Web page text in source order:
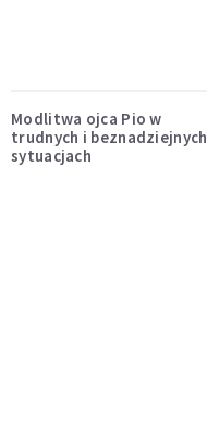
Modlitwa ojca Pio w
trudnych i beznadziejnych
sytuacjach